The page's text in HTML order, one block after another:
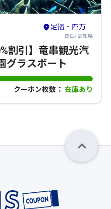
足摺・四万十・宿毛
四国/ 高知県
割引】竜串観光汽
グラスボート
クーポン枚数： 在庫あり